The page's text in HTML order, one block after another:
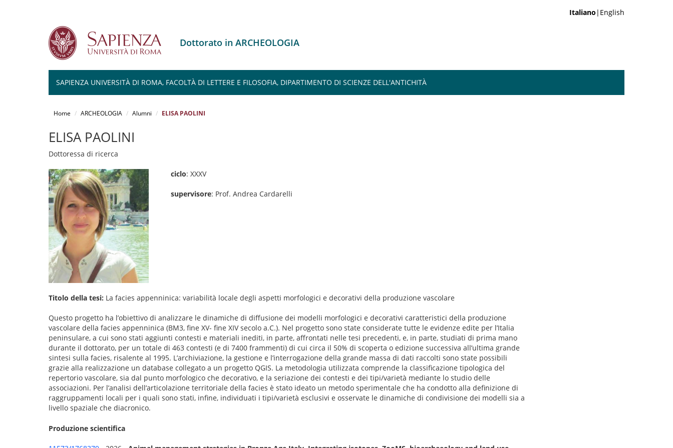
Italiano |English
Dottorato in ARCHEOLOGIA
SAPIENZA UNIVERSITÀ DI ROMA, FACOLTÀ DI LETTERE E FILOSOFIA, DIPARTIMENTO DI SCIENZE DELL'ANTICHITÀ
Home ARCHEOLOGIA Alumni ELISA PAOLINI
ELISA PAOLINI
Dottoressa di ricerca
ciclo: XXXV
supervisore: Prof. Andrea Cardarelli
Titolo della tesi: La facies appenninica: variabilità locale degli aspetti morfologici e decorativi della produzione vascolare
Questo progetto ha l’obiettivo di analizzare le dinamiche di diffusione dei modelli morfologici e decorativi caratteristici della produzione
vascolare della facies appenninica (BM3, fine XV- fine XIV secolo a.C.). Nel progetto sono state considerate tutte le evidenze edite per l’Italia
peninsulare, a cui sono stati aggiunti contesti e materiali inediti, in parte, affrontati nelle tesi precedenti, e, in parte, studiati di prima mano
durante il dottorato, per un totale di 463 contesti (e di 7400 frammenti) di cui circa il 50% di scoperta o edizione successiva all’ultima grande
sintesi sulla facies, risalente al 1995. L’archiviazione, la gestione e l’interrogazione della grande massa di dati raccolti sono state possibili
grazie alla realizzazione un database collegato a un progetto QGIS. La metodologia utilizzata comprende la classificazione tipologica del
repertorio vascolare, sia dal punto morfologico che decorativo, e la seriazione dei contesti e dei tipi/varietà mediante lo studio delle
associazioni. Per l’analisi dell’articolazione territoriale della facies è stato ideato un metodo sperimentale che ha condotto alla definizione di
raggruppamenti locali per i quali sono stati, infine, individuati i tipi/varietà esclusivi e osservate le dinamiche di condivisione dei modelli sia a
livello spaziale che diacronico.
Produzione scientifica